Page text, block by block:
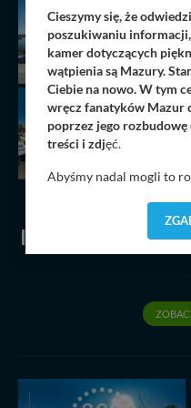
INNE GALERIE
Cieszymy się, że
poszukiwaniu
kamer dotyczących
wątpienia są Mazury.
Ciebie na nowo. W tym
wręcz fanatyków Mazur
poprzez jego
treści i zdjęć.
Abyśmy nadal mogli to
dostosować do Twoich
pliki cookies) będą
wyszukania, ulubione
Bezpieczeństwo Twoich
priorytetowe, bez
zmieniać zakresu
informacji uzyskach w
Klikając znak X lub